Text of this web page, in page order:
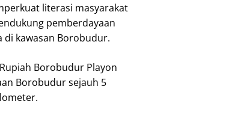
literasi masyarakat
pemberdayaan
kawasan Borobudur.
Borobudur Playon
Borobudur sejauh 5